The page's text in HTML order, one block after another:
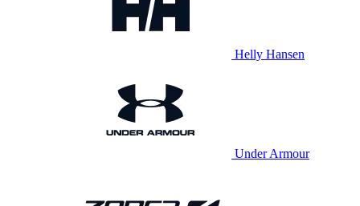
Helly Hansen
Under Armour